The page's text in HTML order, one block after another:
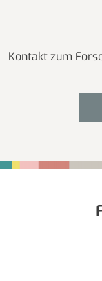
Kontakt zum
Fußbereich